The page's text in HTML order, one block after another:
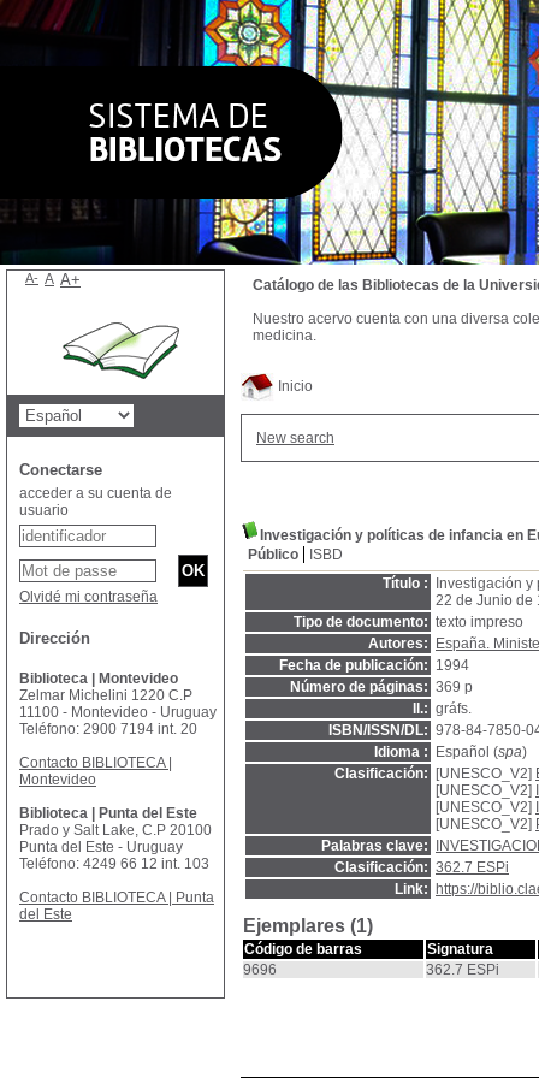
Inicio
New search
Investigación y políticas de infancia en
Público
ISBD
Título :
Investigación
22 de Junio de
Tipo de documento: texto impreso
Autores:
España.
Fecha de publicación: 1994
Número de páginas: 369 p
Il.: gráfs.
ISBN/ISSN/DL: 978-84-7850-
Idioma :
Español (spa)
Clasificación:
[UNESCO_V2]
[UNESCO_V2]
[UNESCO_V2]
[UNESCO_V2]
Palabras clave:
Clasificación: 362.7 ESPi
Link:
https://
Ejemplares (1)
Código de barras
Signatura
9696
362.7 ESPi
Catálogo de las Bibliotecas de la
Nuestro acervo cuenta con una diversa
medicina.
A- A A+
Conectarse
acceder a su cuenta de
usuario
Olvidé mi contraseña
Dirección
Biblioteca | Montevideo
Zelmar Michelini 1220 C.P
11100 - Montevideo - Uruguay
Teléfono: 2900 7194 int. 20
Contacto BIBLIOTECA |
Montevideo
Biblioteca | Punta del Este
Prado y Salt Lake, C.P 20100
Punta del Este - Uruguay
Teléfono: 4249 66 12 int. 103
Contacto BIBLIOTECA | Punta
del Este